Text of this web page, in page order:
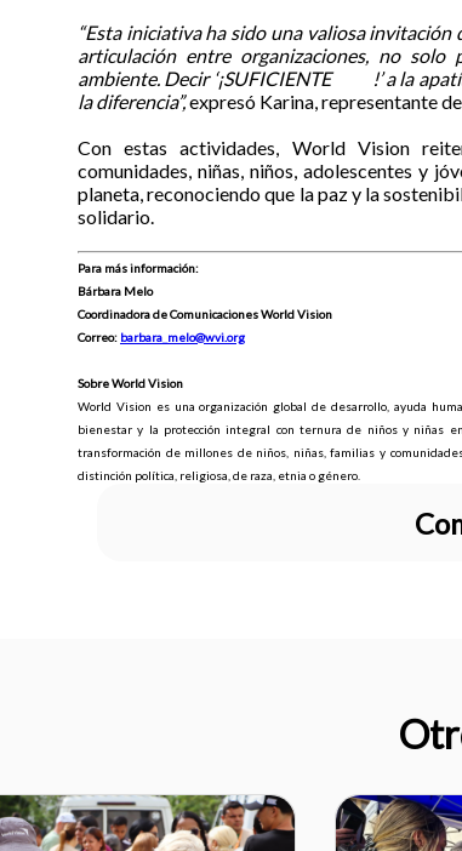
“Esta iniciativa ha sido una valiosa
articulación entre organizaciones, no
ambiente. Decir ‘¡SUFICIENTE !’ a la
la diferencia”,expresó Karina, representante
Con estas actividades, World Vision
comunidades, niñas, niños, adolescentes y
planeta, reconociendo que la paz y la
solidario.
Para más información:
Bárbara Melo
Coordinadora de Comunicaciones World Vision
Correo: barbara_melo@wvi.org
Sobre World Vision
World Vision es una organización global de desarrollo, ayuda
bienestar y la protección integral con ternura de niños y niñas
transformación de millones de niños, niñas, familias y
distinción política, religiosa, de raza, etnia o género.